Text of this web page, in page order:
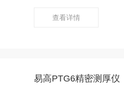
查看详情
易高PTG6精密测厚仪